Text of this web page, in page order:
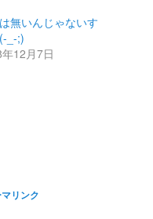
無いんじゃないす
_-;)
12月7日
リンク